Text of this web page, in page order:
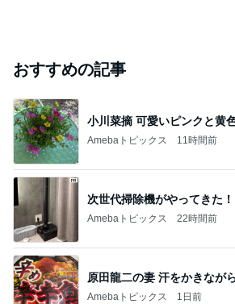
おすすめの記事
小川菜摘 可愛いピンクと黄
Amebaトピックス 11時間前
次世代掃除機がやってきた！
Amebaトピックス 22時間前
原田龍二の妻 汗をかきなが
Amebaトピックス 1日前